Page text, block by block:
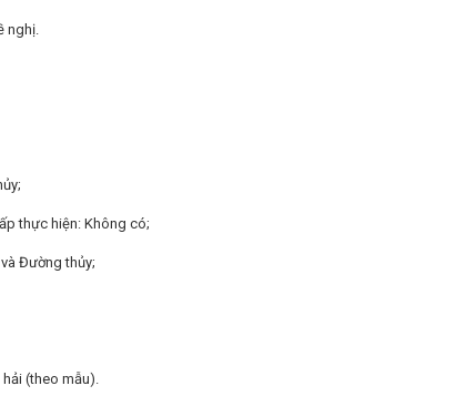
nghị.
thực hiện: Không có;
Đường thủy;
(theo mẫu).